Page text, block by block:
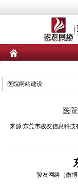
产品
医院网站建设
医
来源:东莞市骏友信息科技
骏友网络（微博